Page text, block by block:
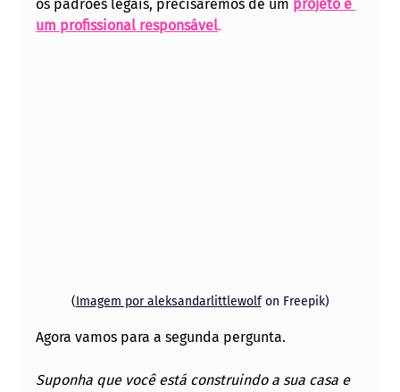
os padrões legais, precisaremos de um projeto e
um profissional responsável.
(Imagem por aleksandarlittlewolf on Freepik)
Agora vamos para a segunda pergunta.
Suponha que você está construindo a sua casa e